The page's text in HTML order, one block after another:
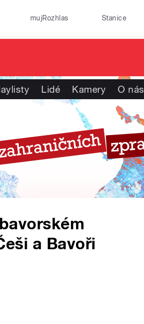
mujRozhlas Stanice
Lidé Kamery O nás
a Bavoři